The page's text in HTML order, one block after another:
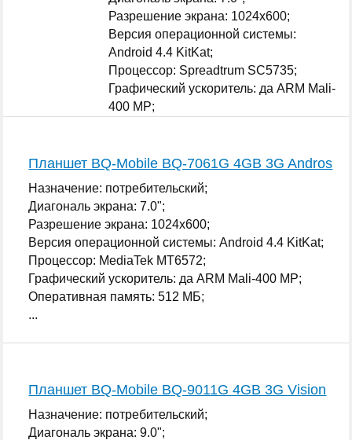
Разрешение экрана: 1024x600;
Версия операционной системы:
Android 4.4 KitKat;
Процессор: Spreadtrum SC5735;
Графический ускоритель: да ARM Mali-
400 MP;
Планшет BQ-Mobile BQ-7061G 4GB 3G Andros
Назначение: потребительский;
Диагональ экрана: 7.0";
Разрешение экрана: 1024x600;
Версия операционной системы: Android 4.4 KitKat;
Процессор: MediaTek MT6572;
Графический ускоритель: да ARM Mali-400 MP;
Оперативная память: 512 МБ;
...
Планшет BQ-Mobile BQ-9011G 4GB 3G Vision
Назначение: потребительский;
Диагональ экрана: 9.0";